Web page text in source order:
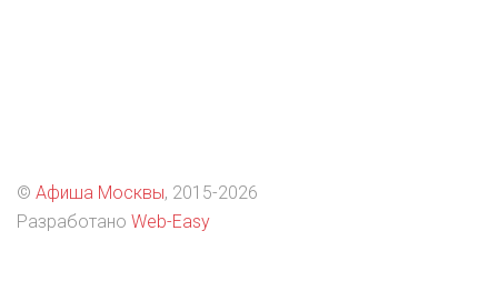
© Афиша Москвы, 2015-2026
Разработано Web-Easy